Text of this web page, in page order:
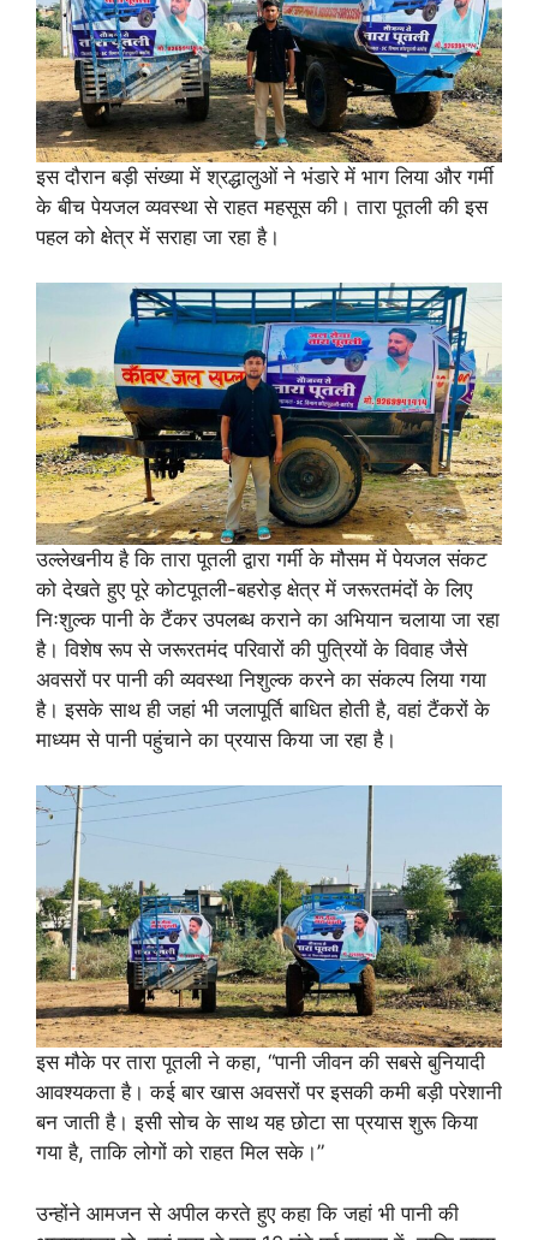
इस दौरान बड़ी संख्या में श्रद्धालुओं ने भंडारे में भाग लिया और गर्मी
के बीच पेयजल व्यवस्था से राहत महसूस की। तारा पूतली की इस
पहल को क्षेत्र में सराहा जा रहा है।
उल्लेखनीय है कि तारा पूतली द्वारा गर्मी के मौसम में पेयजल संकट
को देखते हुए पूरे कोटपूतली-बहरोड़ क्षेत्र में जरूरतमंदों के लिए
निःशुल्क पानी के टैंकर उपलब्ध कराने का अभियान चलाया जा रहा
है। विशेष रूप से जरूरतमंद परिवारों की पुत्रियों के विवाह जैसे
अवसरों पर पानी की व्यवस्था निशुल्क करने का संकल्प लिया गया
है। इसके साथ ही जहां भी जलापूर्ति बाधित होती है, वहां टैंकरों के
माध्यम से पानी पहुंचाने का प्रयास किया जा रहा है।
इस मौके पर तारा पूतली ने कहा, “पानी जीवन की सबसे बुनियादी
आवश्यकता है। कई बार खास अवसरों पर इसकी कमी बड़ी परेशानी
बन जाती है। इसी सोच के साथ यह छोटा सा प्रयास शुरू किया
गया है, ताकि लोगों को राहत मिल सके।”
उन्होंने आमजन से अपील करते हुए कहा कि जहां भी पानी की